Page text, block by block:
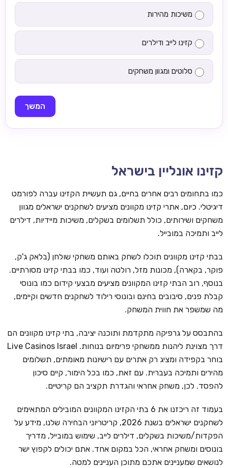
משיכות מהירות
קזינו לייב ודילרים
סלוטים ומגוון משחקים
המשך
קזינו אונליין בישראל
כמו בתחומים רבים אחרים בחיים, גם תעשיית הקזינו עברה לפורמט
דיגיטלי. כיום, אתרי קזינו מקוונים מציעים לשחקנים ישראלים מגוון
משחקים ושירותים, כולל תשלומים בשקלים, משיכות מיידיות, דילרים
לייב ותמיכה במובייל.
בבתי קזינו מקוונים תוכלו לשחק באותם משחקי שולחן (בלאק ג'ק,
פוקר, בקארה), מכונות מזל, רולטה ועוד, כמו בבתי קזינו מסורתיים.
בנוסף, רוב הבתי קזינו המקוונים מציעים מבצעי קידום כמו בונוסי
קבלת פנים, סיבובים בחינם ובונוסי רילוד לשחקנים חדשים וקיימים,
מה שמשפר את חווית המשחק.
בהתבסס על גרפיקה מתקדמת ותוכנה יציבה, בתי קזינו מקוונים הם
דרך מצוינת ליהנות ממשחקי פרימיום בנוחות. Live Casinos Israel
בוחר בקפידה ומציג רק אתרים עם רישיונות מאומתים, תשלומים
מהירים ותמיכה בעברית. עם זאת, כמו בכל הימור, קיים סיכון
להפסד. לכן, משחק אחראי והגדרת תקציב הם קריטיים.
בעמוד זה ריכזנו את 6 בתי הקזינו המקוונים המובילים המתאימים
לשחקנים ישראלים בשנת 2026, קריטריוני הבחירה שלנו, מידע על
הפקדות/משיכות בשקלים, דילרים לייב, שימוש במובייל, מדריך
בונוסים ומשחק אחראי, הכל במקום אחד. אתם יכולים לקפוץ ישר
לנושאים שמעניינים אתכם מתוכן העניינים למטה.